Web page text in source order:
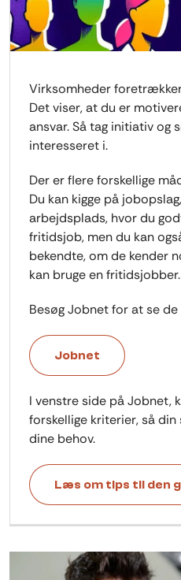
Virksomheder
Det viser, at du er
ansvar. Så tag initiativ og
interesseret i.
Der er flere forskellige
Du kan kigge på
arbejdsplads, hvor du
fritidsjob, men du kan
bekendte, om de kender
kan bruge en fritidsjobber.
Besøg Jobnet for at se
Jobnet
I venstre side på Jobnet,
forskellige kriterier, så
dine behov.
Læs om tips til den